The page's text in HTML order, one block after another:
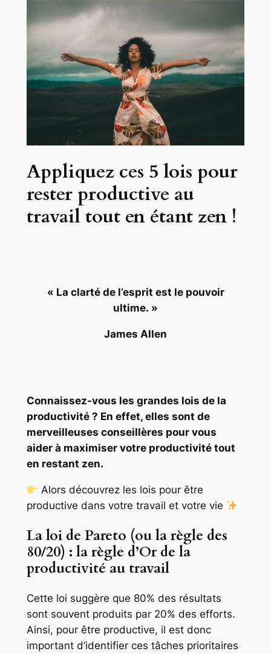
Appliquez ces 5 lois pour
rester productive au
travail tout en étant zen !
« La clarté de l’esprit est le pouvoir
ultime. »
James Allen
Connaissez-vous les grandes lois de la
productivité ? En effet, elles sont de
merveilleuses conseillères pour vous
aider à maximiser votre productivité tout
en restant zen.
Alors découvrez les lois pour être
productive dans votre travail et votre vie
La loi de Pareto (ou la règle des
80/20) : la règle d’Or de la
productivité au travail
Cette loi suggère que 80% des résultats
sont souvent produits par 20% des efforts.
Ainsi, pour être productive, il est donc
important d’identifier ces tâches prioritaires